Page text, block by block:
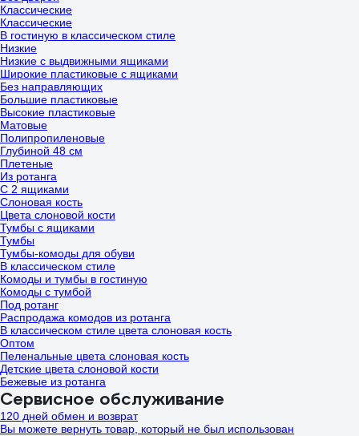
Классические
Классические
В гостиную в классическом стиле
Низкие
Низкие с выдвижными ящиками
Широкие пластиковые с ящиками
Без направляющих
Большие пластиковые
Высокие пластиковые
Матовые
Полипропиленовые
Глубиной 48 см
Плетеные
Из ротанга
С 2 ящиками
Слоновая кость
Цвета слоновой кости
Тумбы с ящиками
Тумбы
Тумбы-комоды для обуви
В классическом стиле
Комоды и тумбы в гостиную
Комоды с тумбой
Под ротанг
Распродажа комодов из ротанга
В классическом стиле цвета слоновая кость
Оптом
Пеленальные цвета слоновая кость
Детские цвета слоновой кости
Бежевые из ротанга
Сервисное обслуживание
120 дней обмен и возврат
Вы можете вернуть товар, который не был использован